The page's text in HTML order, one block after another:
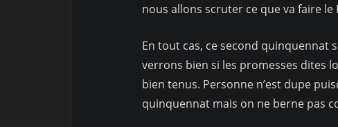
nous allons scruter ce que va faire le
En tout cas, ce second quinquennat
verrons bien si les promesses dites
bien tenus. Personne n’est dupe
quinquennat mais on ne berne pas